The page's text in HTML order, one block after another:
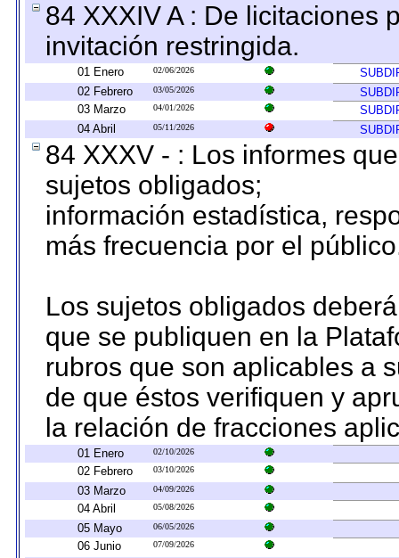
84 XXXIV A : De licitaciones
invitación restringida.
01 Enero 02/06/2026
02 Febrero
03/05/2026
03 Marzo
04/01/2026
04 Abril
05/11/2026
84 XXXV - : Los informes
sujetos obligados;
información estadística,
más frecuencia por el
Los sujetos obligados
que se publiquen en la
rubros que son aplicables a
de que éstos verifiquen y
la relación de fracciones
01 Enero 02/10/2026
02 Febrero 03/10/2026
03 Marzo 04/09/2026
04 Abril 05/08/2026
05 Mayo 06/05/2026
06 Junio 07/09/2026